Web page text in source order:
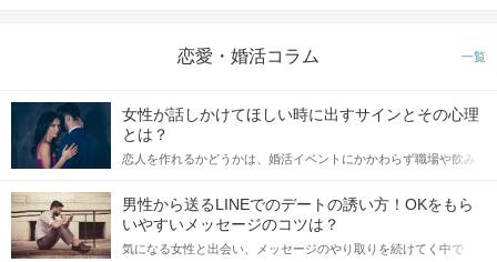
恋愛・婚活コラム 一覧
女性が話しかけてほしい時に出すサインとその心理
とは？
恋人を作れるかどうかは、婚活イベントにかかわらず職場や飲み
てアプローチできるかにも左右されます。 これから恋人作りを本
格的に始めようとしている方は、女性が異性を求めて出すサイン
をしっかりと理解し、正しい行動に移せるかどうかが重要。 この
記事では、女性が話しかけて欲しい時に出すサインとその心理を
男性から送るLINEでのデートの誘い方！OKをもら
いやすいメッセージのコツは？
気になる女性と出会い、メッセージのやり取りを続けてく中で